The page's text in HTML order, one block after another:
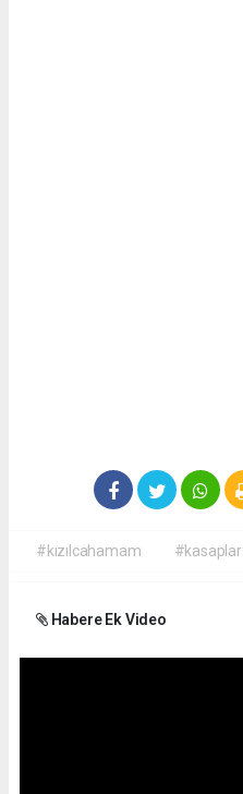
#kızılcahamam #kasaplar
Habere Ek Video